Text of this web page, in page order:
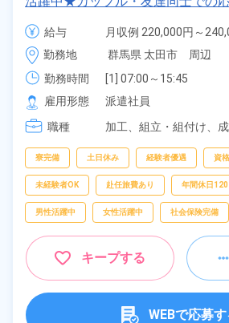
きワンルーム寮完備！マイカー通
あり！赴任旅費会社負担！交通費
社員食堂利用可！土日休み！年間
社員登用あり！《群馬県太田市》
給与
月収例 220,000円～
時給 1,300円～1,300円
勤務地
群馬県 太田市　周辺
勤務時間
[1] 07:00～15:45
[2] 15:00～23:45
[3] 23:00～07:45
雇用形態
派遣社員
職種
加工、 組立・組付け、
検査、
フォークリフト、
ング、梱包
寮完備 土日休み 経験者優遇 資
未経験者OK 赴任旅費あり 年間休日
男性活躍中 女性活躍中 社会保険完備
キープする
WEBで応募す